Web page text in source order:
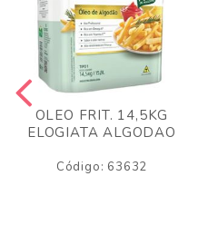
OLEO FRIT. 14,5KG
ELOGIATA ALGODAO
Código: 63632